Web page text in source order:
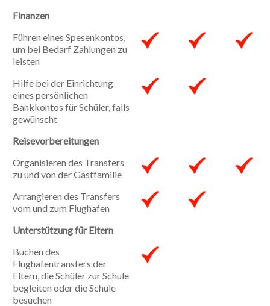
Finanzen
Führen eines Spesenkontos,
um bei Bedarf Zahlungen zu
leisten
Hilfe bei der Einrichtung
eines persönlichen
Bankkontos für Schüler, falls
gewünscht
Reisevorbereitungen
Organisieren des Transfers
zu und von der Gastfamilie
Arrangieren des Transfers
vom und zum Flughafen
Unterstützung für Eltern
Buchen des
Flughafentransfers der
Eltern, die Schüler zur Schule
begleiten oder die Schule
besuchen